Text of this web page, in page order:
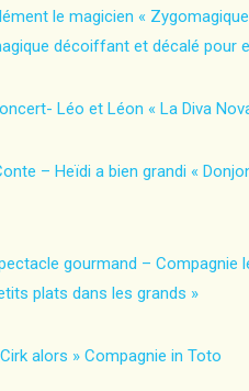
le magicien «
décoiffant et décalé pour
Léo et Léon « La Diva
– Heïdi a bien grandi «
gourmand – Compagnie
plats dans les grands »
alors » Compagnie in Toto